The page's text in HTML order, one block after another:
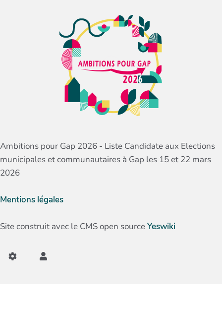
Ambitions pour Gap 2026 - Liste Candidate aux Elections
municipales et communautaires à Gap les 15 et 22 mars
2026
Mentions légales
Site construit avec le CMS open sourceYeswiki